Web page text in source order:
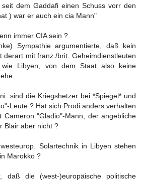
dem Gaddafi einen Schuss vorr den
) war er auch ein cia Mann"
immer CIA sein ?
Sympathie argumentierte, daß kein
derart mit franz./brit. Geheimdienstleuten
wie Libyen, von dem Staat also keine
sind die Kriegshetzer bei *Spiegel* und
Leute ? Hat sich Prodi anders verhalten
Cameron "Gladio"-Mann, der angebliche
Blair aber nicht ?
Solartechnik in Libyen stehen
Marokko ?
daß die (west-)europäische politische